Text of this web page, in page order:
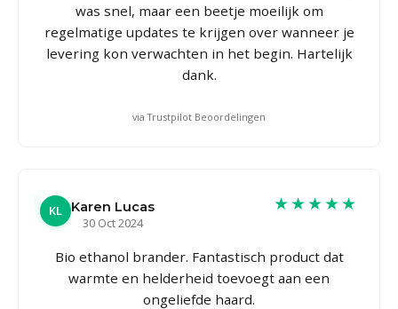
was snel, maar een beetje moeilijk om
regelmatige updates te krijgen over wanneer je
levering kon verwachten in het begin. Hartelijk
dank.
via Trustpilot Beoordelingen
KL
Karen Lucas
30 Oct 2024
★★★★★
Bio ethanol brander. Fantastisch product dat
warmte en helderheid toevoegt aan een
ongeliefde haard.